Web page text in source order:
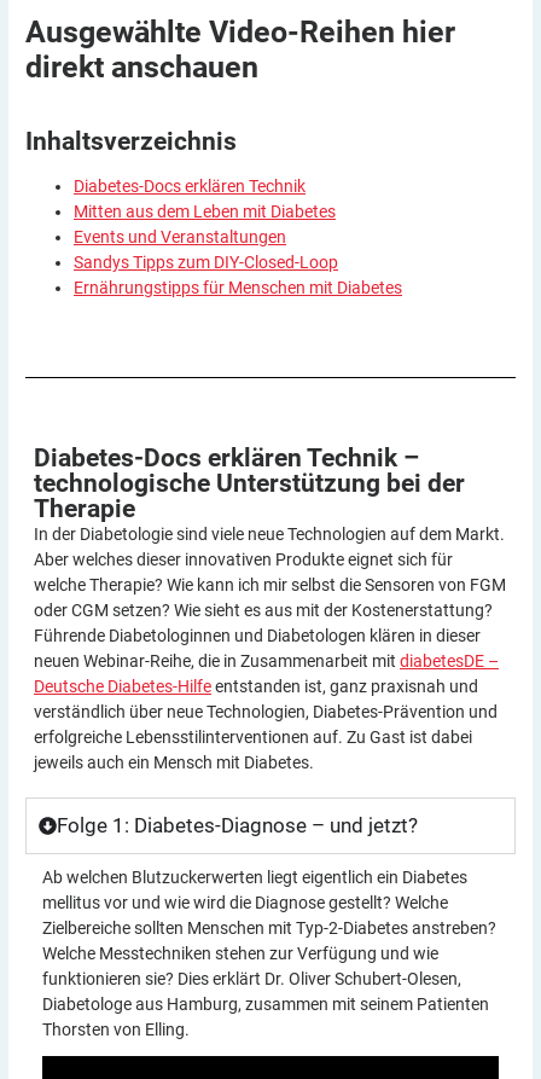
Ausgewählte Video-Reihen hier
direkt anschauen
Inhaltsverzeichnis
Diabetes-Docs erklären Technik
Mitten aus dem Leben mit Diabetes
Events und Veranstaltungen
Sandys Tipps zum DIY-Closed-Loop
Ernährungstipps für Menschen mit Diabetes
Diabetes-Docs erklären Technik –
technologische Unterstützung bei der
Therapie
In der Diabetologie sind viele neue Technologien auf dem Markt.
Aber welches dieser innovativen Produkte eignet sich für
welche Therapie? Wie kann ich mir selbst die Sensoren von FGM
oder CGM setzen? Wie sieht es aus mit der Kostenerstattung?
Führende Diabetologinnen und Diabetologen klären in dieser
neuen Webinar-Reihe, die in Zusammenarbeit mit diabetesDE –
Deutsche Diabetes-Hilfeentstanden ist, ganz praxisnah und
verständlich über neue Technologien, Diabetes-Prävention und
erfolgreiche Lebensstilinterventionen auf. Zu Gast ist dabei
jeweils auch ein Mensch mit Diabetes.
Folge 1: Diabetes-Diagnose – und jetzt?
Ab welchen Blutzuckerwerten liegt eigentlich ein Diabetes
mellitus vor und wie wird die Diagnose gestellt? Welche
Zielbereiche sollten Menschen mit Typ-2-Diabetes anstreben?
Welche Messtechniken stehen zur Verfügung und wie
funktionieren sie? Dies erklärt Dr. Oliver Schubert-Olesen,
Diabetologe aus Hamburg, zusammen mit seinem Patienten
Thorsten von Elling.